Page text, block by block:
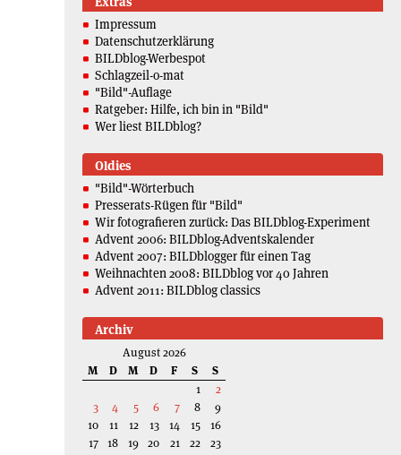
Impressum
Datenschutzerklärung
BILDblog-Werbespot
Schlagzeil-o-mat
"Bild"-Auflage
Ratgeber: Hilfe, ich bin in "Bild"
Wer liest BILDblog?
Oldies
"Bild"-Wörterbuch
Presserats-Rügen für "Bild"
Wir fotografieren zurück: Das BILDblog-Experiment
Advent 2006: BILDblog-Adventskalender
Advent 2007: BILDblogger für einen Tag
Weihnachten 2008: BILDblog vor 40 Jahren
Advent 2011: BILDblog classics
Archiv
August 2026
M
D M D F S
S
1
2
3
4 5 6 7 8
9
10
11 12 13 14 15
16
17 18 19 20 21 22
23